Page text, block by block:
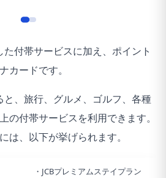
た付帯サービスに加え、ポイント
カードです。
と、旅行、グルメ、ゴルフ、各種
の付帯サービスを利用できます。
は、以下が挙げられます。
・JCBプレミアムステイプラン